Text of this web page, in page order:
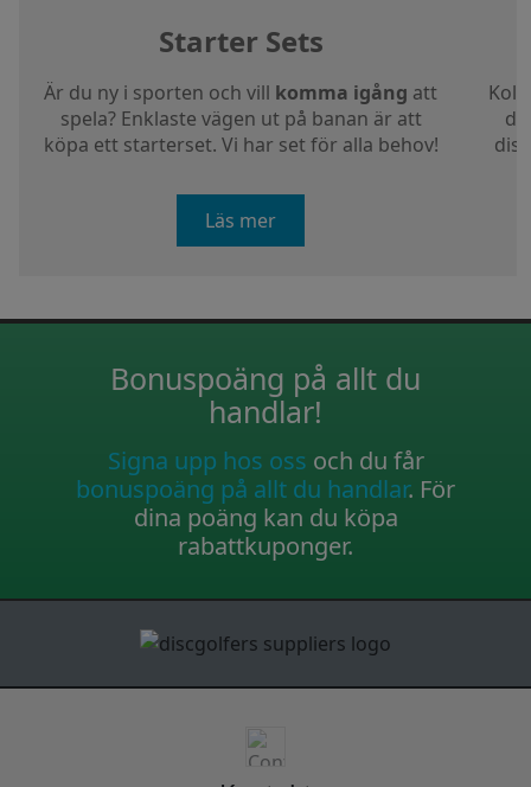
Starter Sets
Är du ny i sporten och vill komma igång att
spela? Enklaste vägen ut på banan är att
köpa ett starterset. Vi har set för alla behov!
Läs mer
Bonuspoäng på allt du
handlar!
Signa upp hos oss och du får
bonuspoäng på allt du handlar. För
dina poäng kan du köpa
rabattkuponger.